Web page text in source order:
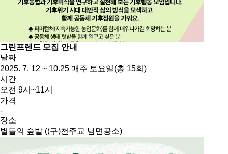
그린프렌드 모집 안내
날짜
2025. 7. 12 ~ 10.25 매주 토요일(총 15회)
시간
오전 9시~11시
가격
-
장소
별들의 숲밭 ((구)천주교 남면공소)